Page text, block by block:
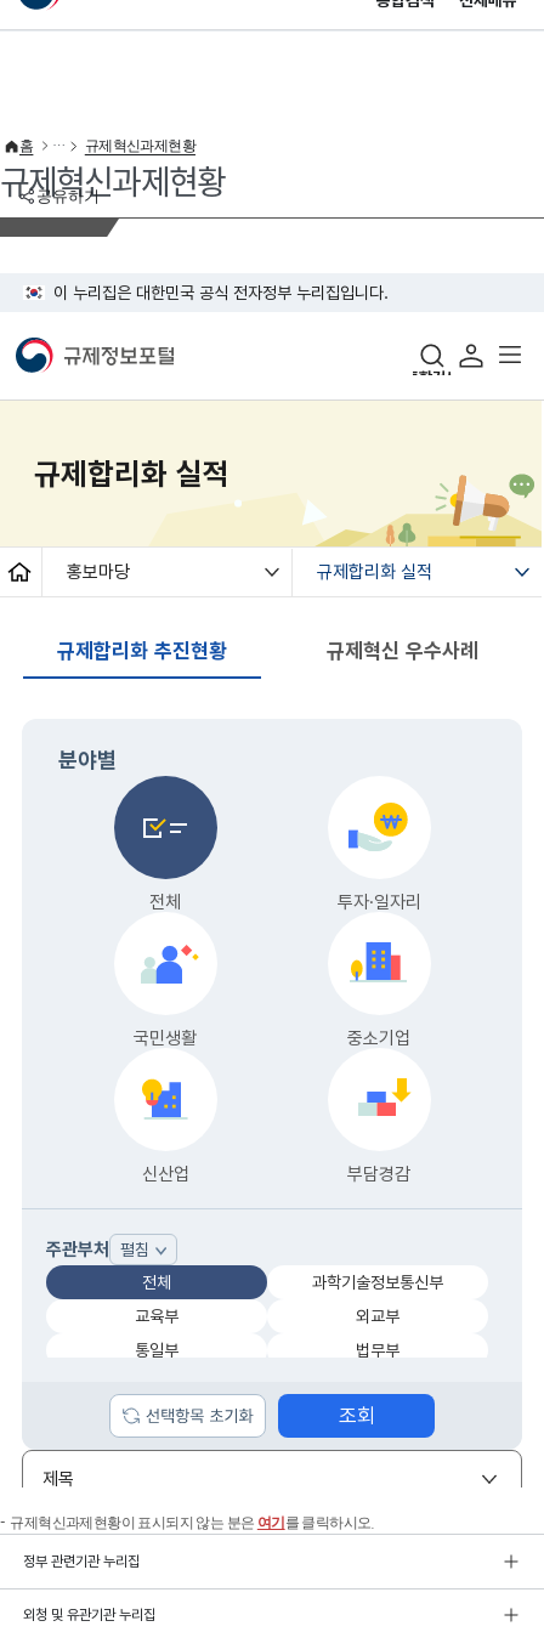
이 누리집은 대한민국 공식 전자정부 누리집입니다.
공유하기
홈 규제혁신과제현황
규제혁신과제현황
규제혁신과제현황이 표시되지 않는 분은 여기 를 클릭하시오.
정부 관련기관 누리집
외청 및 유관기관 누리집